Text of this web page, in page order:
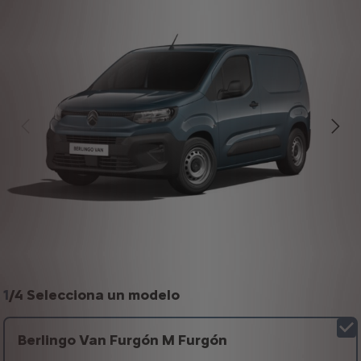
1/4 Selecciona un modelo
Berlingo Van Furgón M Furgón